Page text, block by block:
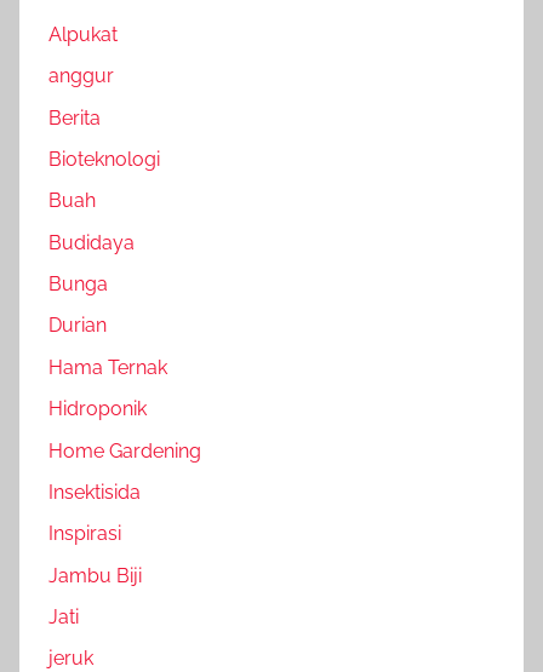
Alpukat
anggur
Berita
Bioteknologi
Buah
Budidaya
Bunga
Durian
Hama Ternak
Hidroponik
Home Gardening
Insektisida
Inspirasi
Jambu Biji
Jati
jeruk